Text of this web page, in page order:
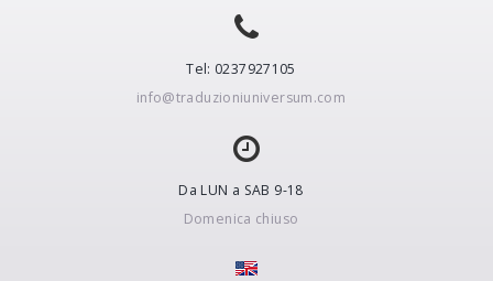
Tel: 0237927105
info@traduzioniuniversum.com
Da LUN a SAB 9-18
Domenica chiuso